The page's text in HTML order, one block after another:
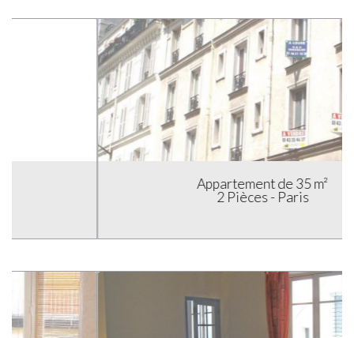
Appartement de 35 m²
2 Pièces - Paris